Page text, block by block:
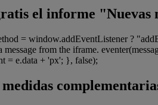
el informe
= window.addEventListener ?
from the iframe.
= e.data + 'px'; }, false);